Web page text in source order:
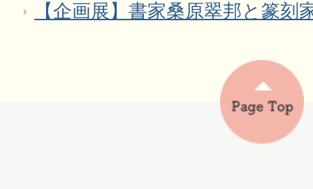
【企画展】書家桑原翠邦と篆刻